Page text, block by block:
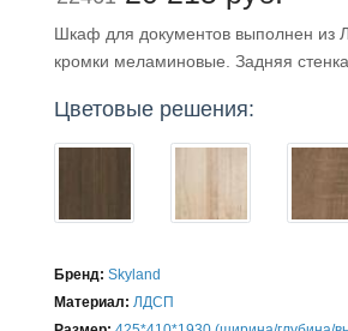
Шкаф для документов выполнен из
кромки меламиновые. Задняя
Цветовые решения:
Бренд: Skyland
Материал: ЛДСП